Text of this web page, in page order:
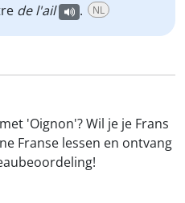
de l'ail . NL
'Oignon'? Wil je je Frans
Franse lessen en ontvang